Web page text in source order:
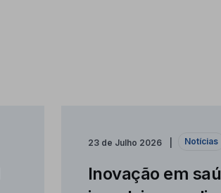
23 de Julho 2026 Notícias
Inovação em